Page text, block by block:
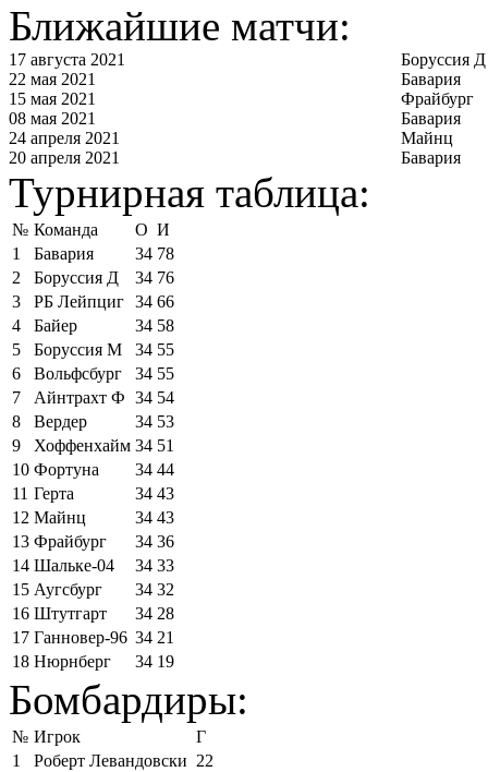
Ближайшие матчи:
17 августа 2021
Боруссия Д
22 мая 2021
Бавария
15 мая 2021
Фрайбург
08 мая 2021
Бавария
24 апреля 2021
Майнц
20 апреля 2021
Бавария
Турнирная таблица:
№ Команда О И
1
Бавария 34 78
2
Боруссия Д 34 76
3
РБ Лейпциг 34 66
4
Байер 34 58
5
Боруссия М 34 55
6
Вольфсбург 34 55
7
Айнтрахт Ф 34 54
8
Вердер 34 53
9
Хоффенхайм 34 51
10 Фортуна 34 44
11 Герта 34 43
12 Майнц 34 43
13 Фрайбург 34 36
14 Шальке-04 34 33
15 Аугсбург 34 32
16 Штутгарт 34 28
17 Ганновер-96 34 21
18 Нюрнберг 34 19
Бомбардиры:
№ Игрок
Г
1
Роберт Левандовски 22